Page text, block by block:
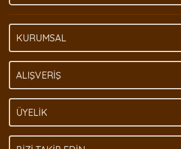
KURUMSAL
ALIŞVERİŞ
ÜYELİK